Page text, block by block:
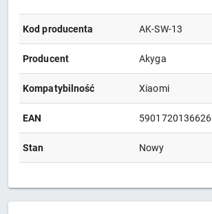
Kod producenta AK-SW-13
Producent Akyga
Kompatybilność Xiaomi
EAN 5901720136626
Stan Nowy